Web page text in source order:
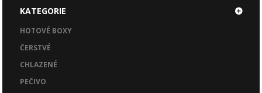
KATEGORIE
HOTOVÉ BOXY
ČERSTVÉ
CHLAZENÉ
PEČIVO